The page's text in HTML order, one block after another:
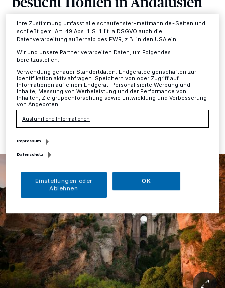
Kreis·Die Neanderthaler-Gesellschaft führt vom 21.
bis 28. Mai eine Studienreise zu den Höhlen
Fundstellen mit bedeutendem eiszeitlichem Kulturerbe,
an denen auch das Neanderthal Museum forscht.
25.01.2017 , 11:58 Uhr Eine Minute Lesezeit
Ihre Einstellungen gelten innerhalb unseres Website. Weitere
Ihre Zustimmung umfasst alle schaufenster-mettmann.de-Seiten und
schließt gem. Art. 49 Abs. 1 S. 1 lit. a DSGVO auch die
Datenverarbeitung außerhalb des EWR, z.B. in den USA ein.
Wir und unsere Partner verarbeiten Daten, um Folgendes
bereitzustellen:
Verwendung genauer Standortdaten. Endgeräteeigenschaften zur
Identifikation aktiv abfragen. Speichern von oder Zugriff auf
Informationen auf einem Endgerät. Personalisierte Werbung und
Inhalte, Messung von Werbeleistung und der Performance von
Inhalten, Zielgruppenforschung sowie Entwicklung und Verbesserung
von Angeboten.
Ausführliche Informationen
Impressum
Datenschutz
Einstellungen oder
Ablehnen
OK